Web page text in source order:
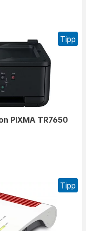
Tipp
PIXMA TR7650
Tipp